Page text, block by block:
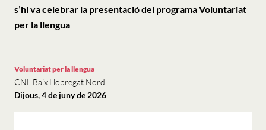
s’hi va celebrar la presentació del programa Voluntariat
per la llengua
Voluntariat per la llengua
CNL Baix Llobregat Nord
Dijous, 4 de juny de 2026